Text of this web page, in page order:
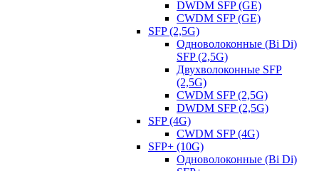
DWDM SFP (GE)
CWDM SFP (GE)
SFP (2,5G)
Одноволоконные (Bi Di)
SFP (2,5G)
Двухволоконные SFP
(2,5G)
CWDM SFP (2,5G)
DWDM SFP (2,5G)
SFP (4G)
CWDM SFP (4G)
SFP+ (10G)
Одноволоконные (Bi Di)